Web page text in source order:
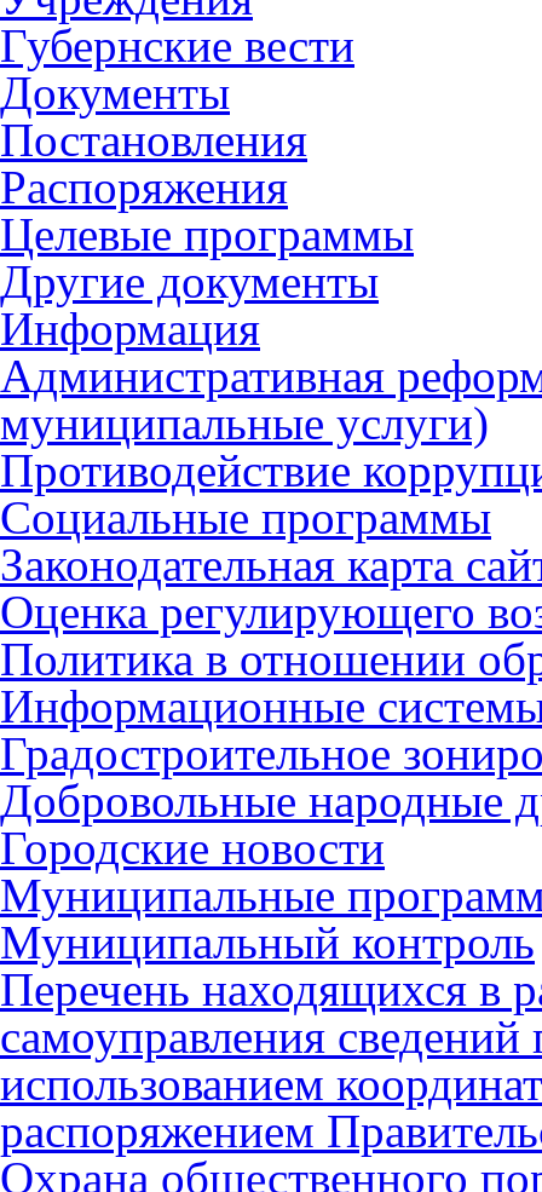
Губернские вести
Документы
Постановления
Распоряжения
Целевые программы
Другие документы
Информация
Административная
муниципальные услуги)
Противодействие
Социальные программы
Законодательная карта
Оценка регулирующего
Политика в отношении
Информационные
Градостроительное
Добровольные народные
Городские новости
Муниципальные
Муниципальный контроль
Перечень находящихся в
самоуправления
использованием
распоряжением
Охрана общественного